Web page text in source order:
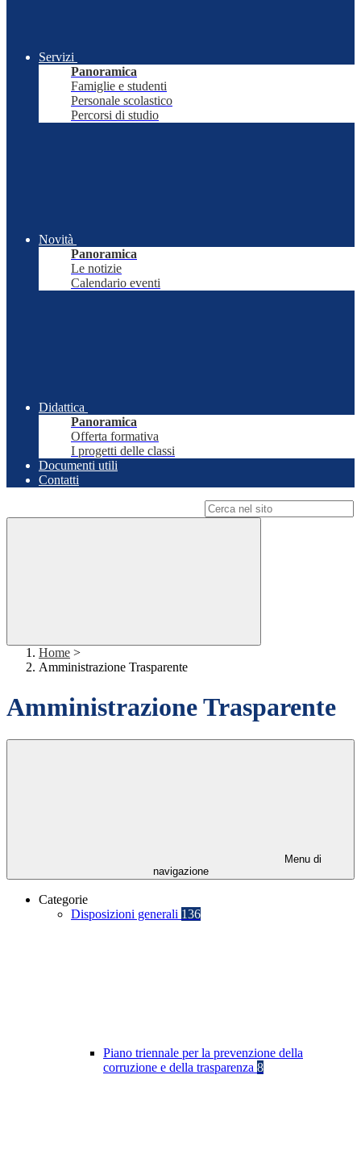
Servizi
Panoramica
Famiglie e studenti
Personale scolastico
Percorsi di studio
Novità
Panoramica
Le notizie
Calendario eventi
Didattica
Panoramica
Offerta formativa
I progetti delle classi
Documenti utili
Contatti
Home >
Amministrazione Trasparente
Amministrazione Trasparente
Menu di
navigazione
Categorie
Disposizioni generali 136
Piano triennale per la prevenzione della
corruzione e della trasparenza 8